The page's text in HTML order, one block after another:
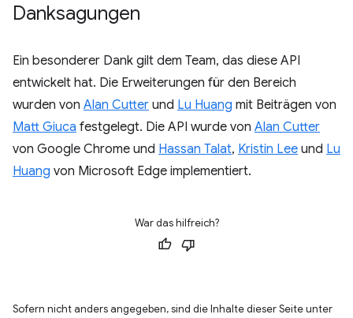
Danksagungen
Ein besonderer Dank gilt dem Team, das diese API
entwickelt hat. Die Erweiterungen für den Bereich
wurden von Alan Cutter und Lu Huang mit Beiträgen von
Matt Giuca festgelegt. Die API wurde von Alan Cutter
von Google Chrome und Hassan Talat, Kristin Lee und Lu
Huang von Microsoft Edge implementiert.
War das hilfreich?
Sofern nicht anders angegeben, sind die Inhalte dieser Seite unter